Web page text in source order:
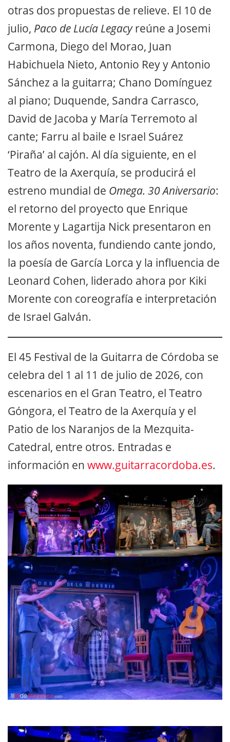
otras dos propuestas de relieve. El 10 de
julio, Paco de Lucía Legacyreúne a Josemi
Carmona, Diego del Morao, Juan
Habichuela Nieto, Antonio Rey y Antonio
Sánchez a la guitarra; Chano Domínguez
al piano; Duquende, Sandra Carrasco,
David de Jacoba y María Terremoto al
cante; Farru al baile e Israel Suárez
‘Piraña’ al cajón. Al día siguiente, en el
Teatro de la Axerquía, se producirá el
estreno mundial de Omega. 30 Aniversario:
el retorno del proyecto que Enrique
Morente y Lagartija Nick presentaron en
los años noventa, fundiendo cante jondo,
la poesía de García Lorca y la influencia de
Leonard Cohen, liderado ahora por Kiki
Morente con coreografía e interpretación
de Israel Galván.
El 45 Festival de la Guitarra de Córdoba se
celebra del 1 al 11 de julio de 2026, con
escenarios en el Gran Teatro, el Teatro
Góngora, el Teatro de la Axerquía y el
Patio de los Naranjos de la Mezquita-
Catedral, entre otros. Entradas e
información en www.guitarracordoba.es.